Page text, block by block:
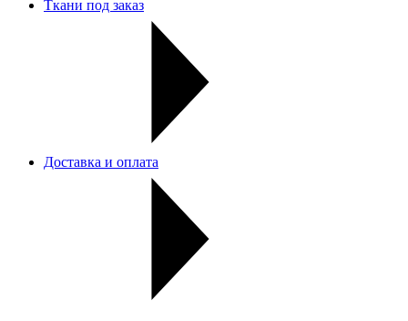
Ткани под заказ
Доставка и оплата